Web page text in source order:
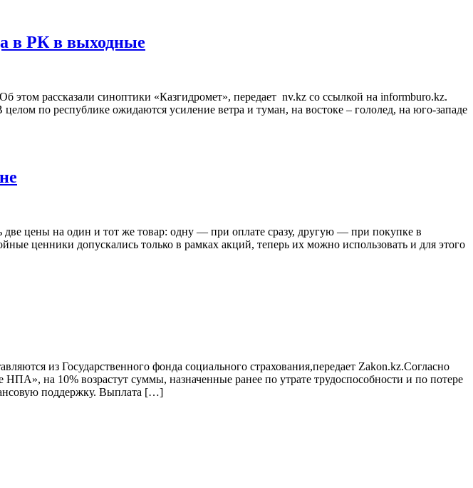
в РК в выходные
этом рассказали синоптики «Казгидромет», передает nv.kz со ссылкой на informburo.kz.
по республике ожидаются усиление ветра и туман, на востоке – гололед, на юго-западе
две цены на один и тот же товар: одну — при оплате сразу, другую — при покупке в
ценники допускались только в рамках акций, теперь их можно использовать и для этого
из Государственного фонда социального страхования,передает Zakon.kz.Согласно
на 10% возрастут суммы, назначенные ранее по утрате трудоспособности и по потере
поддержку. Выплата […]